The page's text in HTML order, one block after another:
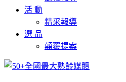
活 動
精采報導
選 品
顛覆提案